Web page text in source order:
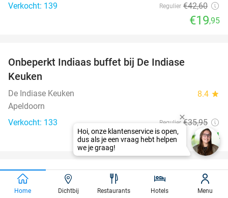
Verkocht: 139
Regulier €42,60
€19,95
Onbeperkt Indiaas buffet bij De Indiase
Keuken
De Indiase Keuken 8.4 star
Apeldoorn
Verkocht: 133
Regulier €35,95
€24
36%
favorite_border
Entree voor het Dolfinarium
Dolfinarium star
Home Dichtbij Restaurants Hotels Menu